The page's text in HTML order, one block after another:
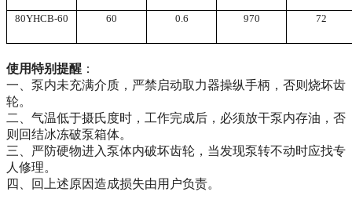
80YHCB-60 60 0.6 970 72
使用特别提醒 ：
一、泵内未充满介质，严禁启动取力器操纵手柄，否则烧坏齿
轮。
二、气温低于摄氏度时，工作完成后，必须放干泵内存油，否
则回结冰冻破泵箱体。
三、严防硬物进入泵体内破坏齿轮，当发现泵转不动时应找专
人修理。
四、回上述原因造成损失由用户负责。